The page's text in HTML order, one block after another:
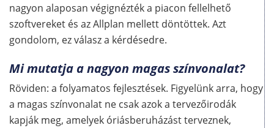
nagyon alaposan végignézték a piacon fellelhető
szoftvereket és az Allplan mellett döntöttek. Azt
gondolom, ez válasz a kérdésedre.
Mi mutatja a nagyon magas színvonalat?
Röviden: a folyamatos fejlesztések. Figyelünk arra, hogy
a magas színvonalat ne csak azok a tervezőirodák
kapják meg, amelyek óriásberuházást terveznek,